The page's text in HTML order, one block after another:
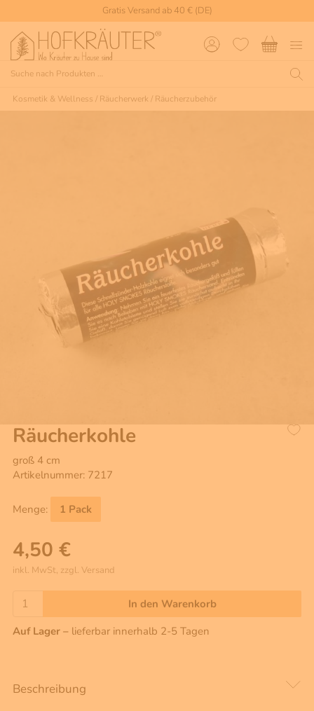
Gratis Versand ab 40 € (DE)
Kosmetik & Wellness / Räucherwerk / Räucherzubehör
Räucherkohle
groß 4 cm
Artikelnummer: 7217
Menge: 1 Pack
4,50 €
inkl. MwSt, zzgl. Versand
In den Warenkorb
Auf Lager – lieferbar innerhalb 2-5 Tagen
Beschreibung